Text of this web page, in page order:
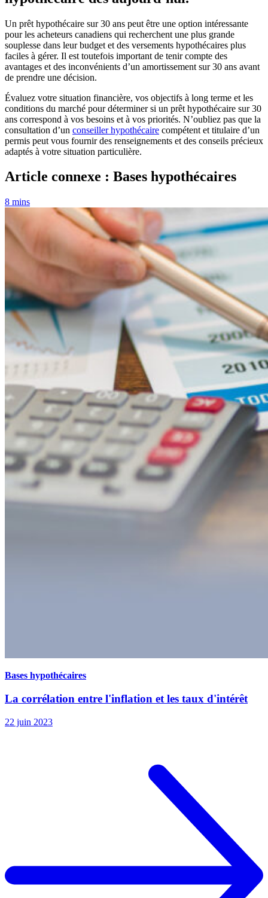
Un prêt hypothécaire sur 30 ans peut être une option intéressante
pour les acheteurs canadiens qui recherchent une plus grande
souplesse dans leur budget et des versements hypothécaires plus
faciles à gérer. Il est toutefois important de tenir compte des
avantages et des inconvénients d’un amortissement sur 30 ans avant
de prendre une décision.
Évaluez votre situation financière, vos objectifs à long terme et les
conditions du marché pour déterminer si un prêt hypothécaire sur 30
ans correspond à vos besoins et à vos priorités. N’oubliez pas que la
consultation d’un conseiller hypothécaire compétent et titulaire d’un
permis peut vous fournir des renseignements et des conseils précieux
adaptés à votre situation particulière.
Article connexe : Bases hypothécaires
8 mins
Bases hypothécaires
La corrélation entre l'inflation et les taux d'intérêt
22 juin 2023